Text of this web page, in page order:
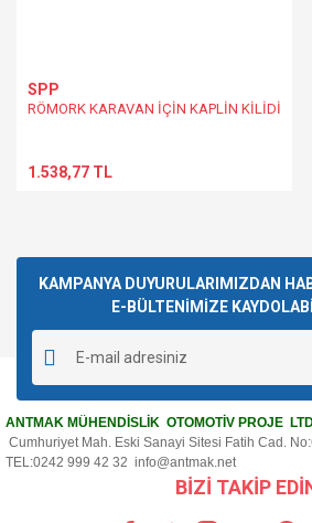
SPP
RÖMORK KARAVAN İÇİN KAPLİN KİLİDİ
1.538,77 TL
KAMPANYA DUYURULARIMIZDAN
E-BÜLTENİMİZE
ANTMAK MÜHENDİSLİK OTOMOTİV PROJE
Cumhuriyet Mah. Eski Sanayi Sitesi Fatih Cad.
TEL:0242 999 42 32 info@antmak.net
BİZİ TAKİP